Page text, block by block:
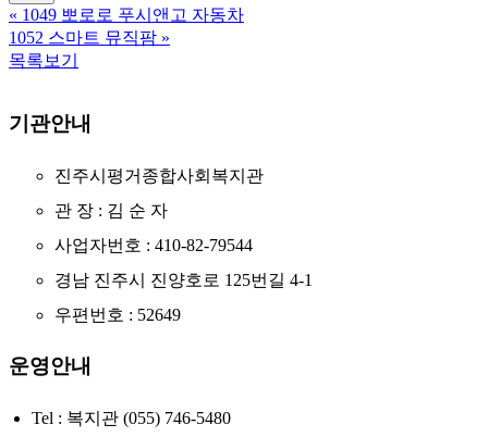
« 1049 뽀로로 푸시앤고 자동차
1052 스마트 뮤직팜 »
목록보기
기관안내
진주시평거종합사회복지관
관 장 : 김 순 자
사업자번호 : 410-82-79544
경남 진주시 진양호로 125번길 4-1
우편번호 : 52649
운영안내
Tel : 복지관 (055) 746-5480